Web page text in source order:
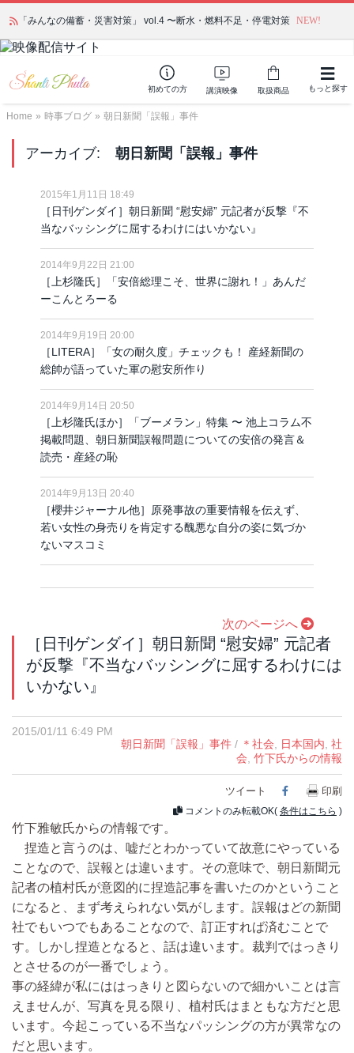
「みんなの備蓄・災害対策」 vol.4 〜断水・燃料不足・停電対策 NEW!
初めての方 講演映像 取扱商品 もっと探す
Home » 時事ブログ » 朝日新聞「誤報」事件
アーカイブ: 朝日新聞「誤報」事件
2015年1月11日 18:49
［日刊ゲンダイ］朝日新聞 “慰安婦” 元記者が反撃『不
当なバッシングに屈するわけにはいかない』
2014年9月22日 21:00
［上杉隆氏］「安倍総理こそ、世界に謝れ！」あんだ
ーこんとろーる
2014年9月19日 20:00
［LITERA］「女の耐久度」チェックも！ 産経新聞の
総帥が語っていた軍の慰安所作り
2014年9月14日 20:50
［上杉隆氏ほか］「ブーメラン」特集 〜 池上コラム不
掲載問題、朝日新聞誤報問題についての安倍の発言＆
読売・産経の恥
2014年9月13日 20:40
［櫻井ジャーナル他］原発事故の重要情報を伝えず、
若い女性の身売りを肯定する醜悪な自分の姿に気づか
ないマスコミ
次のページへ
［日刊ゲンダイ］朝日新聞 “慰安婦” 元記者
が反撃『不当なバッシングに屈するわけには
いかない』
2015/01/11 6:49 PM
朝日新聞「誤報」事件 / ＊社会 日本国内 社
会 竹下氏からの情報
ツイート Facebook
印刷
コメントのみ転載OK( 条件はこちら )
竹下雅敏氏からの情報です。
捏造と言うのは、嘘だとわかっていて故意にやっている
ことなので、誤報とは違います。その意味で、朝日新聞元
記者の植村氏が意図的に捏造記事を書いたのかということ
になると、まず考えられない気がします。誤報はどの新聞
社でもいつでもあることなので、訂正すれば済むことで
す。しかし捏造となると、話は違います。裁判ではっきり
とさせるのが一番でしょう。
事の経緯が私にははっきりと図らないので細かいことは言
えませんが、写真を見る限り、植村氏はまともな方だと思
います。今起こっている不当なパッシングの方が異常なの
だと思います。